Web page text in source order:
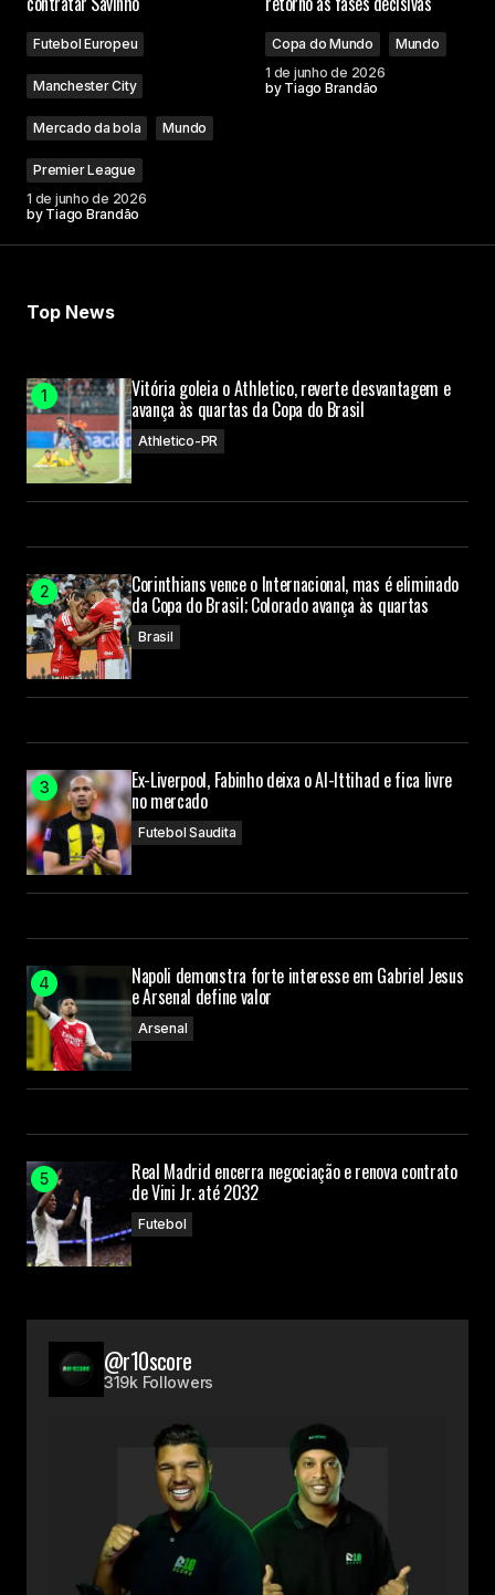
Futebol Europeu
Manchester City
Mercado da bola Mundo
Premier League
1 de junho de 2026
by Tiago Brandão
Copa do Mundo
Mundo
1 de junho de 2026
by Tiago Brandão
Top News
Vitória goleia o Athletico, reverte desvantagem e
avança às quartas da Copa do Brasil
Athletico-PR
Corinthians vence o Internacional, mas é eliminado
da Copa do Brasil; Colorado avança às quartas
Brasil
Ex-Liverpool, Fabinho deixa o Al-Ittihad e fica livre
no mercado
Futebol Saudita
Napoli demonstra forte interesse em Gabriel Jesus
e Arsenal define valor
Arsenal
Real Madrid encerra negociação e renova contrato
de Vini Jr. até 2032
Futebol
@r10score
319k Followers